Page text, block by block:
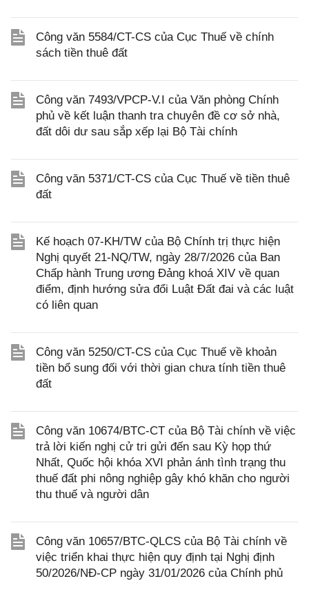
Công văn 5584/CT-CS của Cục Thuế về chính
sách tiền thuê đất
Công văn 7493/VPCP-V.I của Văn phòng Chính
phủ về kết luận thanh tra chuyên đề cơ sở nhà,
đất dôi dư sau sắp xếp lại Bộ Tài chính
Công văn 5371/CT-CS của Cục Thuế về tiền thuê
đất
Kế hoạch 07-KH/TW của Bộ Chính trị thực hiện
Nghị quyết 21-NQ/TW, ngày 28/7/2026 của Ban
Chấp hành Trung ương Đảng khoá XIV về quan
điểm, định hướng sửa đổi Luật Đất đai và các luật
có liên quan
Công văn 5250/CT-CS của Cục Thuế về khoản
tiền bổ sung đối với thời gian chưa tính tiền thuê
đất
Công văn 10674/BTC-CT của Bộ Tài chính về việc
trả lời kiến nghị cử tri gửi đến sau Kỳ họp thứ
Nhất, Quốc hội khóa XVI phản ánh tình trạng thu
thuế đất phi nông nghiệp gây khó khăn cho người
thu thuế và người dân
Công văn 10657/BTC-QLCS của Bộ Tài chính về
việc triển khai thực hiện quy định tại Nghị định
50/2026/NĐ-CP ngày 31/01/2026 của Chính phủ